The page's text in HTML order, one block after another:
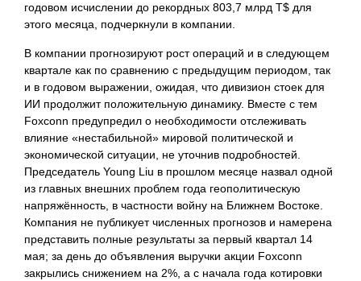
годовом исчислении до рекордных 803,7 млрд T$ для
этого месяца, подчеркнули в компании.
В компании прогнозируют рост операций и в следующем
квартале как по сравнению с предыдущим периодом, так
и в годовом выражении, ожидая, что дивизион стоек для
ИИ продолжит положительную динамику. Вместе с тем
Foxconn предупредил о необходимости отслеживать
влияние «нестабильной» мировой политической и
экономической ситуации, не уточнив подробностей.
Председатель Young Liu в прошлом месяце назвал одной
из главных внешних проблем года геополитическую
напряжённость, в частности войну на Ближнем Востоке.
Компания не публикует численных прогнозов и намерена
представить полные результаты за первый квартал 14
мая; за день до объявления выручки акции Foxconn
закрылись снижением на 2%, а с начала года котировки